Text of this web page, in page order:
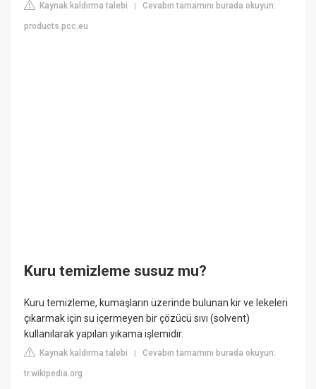
Kaynak kaldırma talebi |Cevabın tamamını burada okuyun:
products.pcc.eu
Kuru temizleme susuz mu?
Kuru temizleme, kumaşların üzerinde bulunan kir ve lekeleri
çıkarmak için su içermeyen bir çözücü sıvı (solvent)
kullanılarak yapılan yıkama işlemidir.
Kaynak kaldırma talebi |Cevabın tamamını burada okuyun:
tr.wikipedia.org